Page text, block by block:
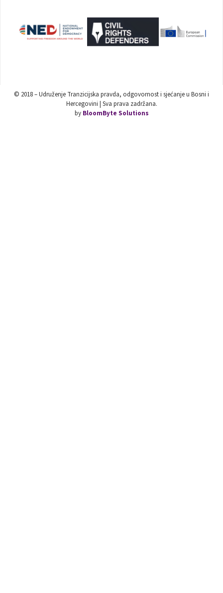
© 2018 – Udruženje Tranzicijska pravda, odgovornost i sjećanje u Bosni i
Hercegovini | Sva prava zadržana.
by BloomByte Solutions